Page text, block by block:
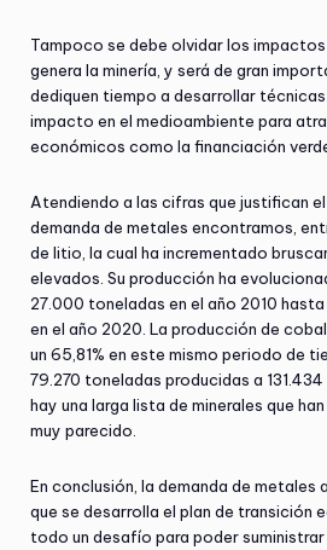
Tampoco se debe olvidar los
genera la minería, y será de gran
dediquen tiempo a desarrollar técnicas
impacto en el medioambiente para
económicos como la financiación
Atendiendo a las cifras que justifican
demanda de metales encontramos,
de litio, la cual ha incrementado
elevados. Su producción ha
27.000 toneladas en el año 2010
en el año 2020. La producción de
un 65,81% en este mismo periodo de
79.270 toneladas producidas a
hay una larga lista de minerales que
muy parecido.
En conclusión, la demanda de metales
que se desarrolla el plan de transición
todo un desafío para poder